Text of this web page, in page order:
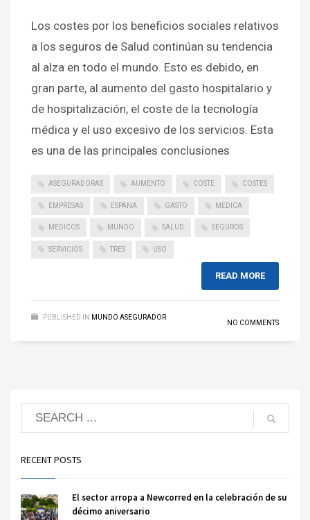
Los costes por los beneficios sociales relativos
a los seguros de Salud continúan su tendencia
al alza en todo el mundo. Esto es debido, en
gran parte, al aumento del gasto hospitalario y
de hospitalización, el coste de la tecnología
médica y el uso excesivo de los servicios. Esta
es una de las principales conclusiones
ASEGURADORAS AUMENTO COSTE COSTES
EMPRESAS ESPANA GASTO MEDICA
MEDICOS MUNDO SALUD SEGUROS
SERVICIOS TRES USO
READ MORE
PUBLISHED IN MUNDO ASEGURADOR
NO COMMENTS
RECENT POSTS
El sector arropa a Newcorred en la celebración de su
décimo aniversario